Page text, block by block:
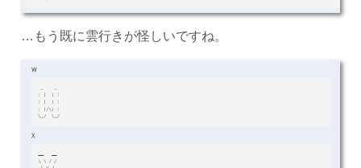
…もう既に雲行きが怪しいですね。